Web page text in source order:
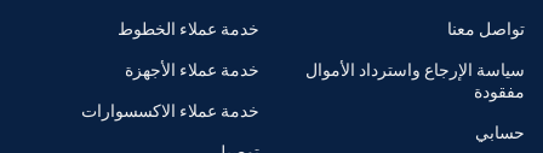
تواصل معنا
سياسة الإرجاع واسترداد الأموال
مفقودة
حسابي
خدمة عملاء الخطوط
خدمة عملاء الأجهزة
خدمة عملاء الاكسسوارات